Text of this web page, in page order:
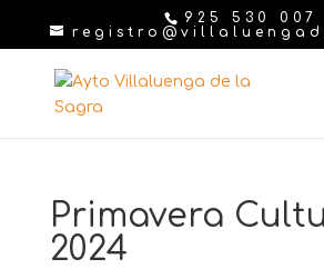
925 530 007
Primavera
2024